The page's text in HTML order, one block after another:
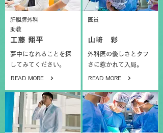
肝胆膵外科
助教
工藤 翔平
夢中になれることを探
してみてください。
READ MORE
医員
山﨑 彩
外科医の優しさとタフ
さに惹かれて入局。
READ MORE